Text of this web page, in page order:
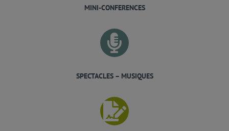
MINI-CONFERENCES
SPECTACLES – MUSIQUES